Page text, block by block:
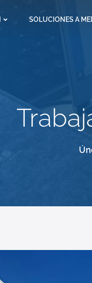
SOLUCIONES A